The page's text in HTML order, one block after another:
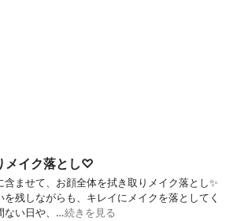
メイク落とし♡
含ませて、お顔全体を拭き取りメイク落とし✨
残しながらも、キレイにメイクを落としてく
ない日や、…続きを見る